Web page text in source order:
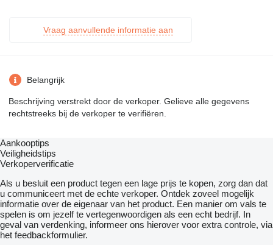
Vraag aanvullende informatie aan
Belangrijk
Beschrijving verstrekt door de verkoper. Gelieve alle gegevens
rechtstreeks bij de verkoper te verifiëren.
Aankooptips
Veiligheidstips
Verkoperverificatie
Als u besluit een product tegen een lage prijs te kopen, zorg dan dat
u communiceert met de echte verkoper. Ontdek zoveel mogelijk
informatie over de eigenaar van het product. Een manier om vals te
spelen is om jezelf te vertegenwoordigen als een echt bedrijf. In
geval van verdenking, informeer ons hierover voor extra controle, via
het feedbackformulier.